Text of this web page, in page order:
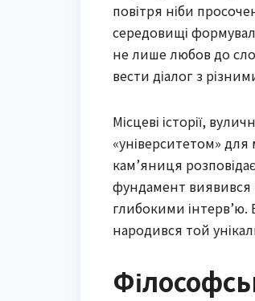
повітря ніби
середовищі
не лише любов до
вести діалог з
Місцеві історії,
«університетом»
кам’яниця
фундамент
глибокими інтерв’ю.
народився той